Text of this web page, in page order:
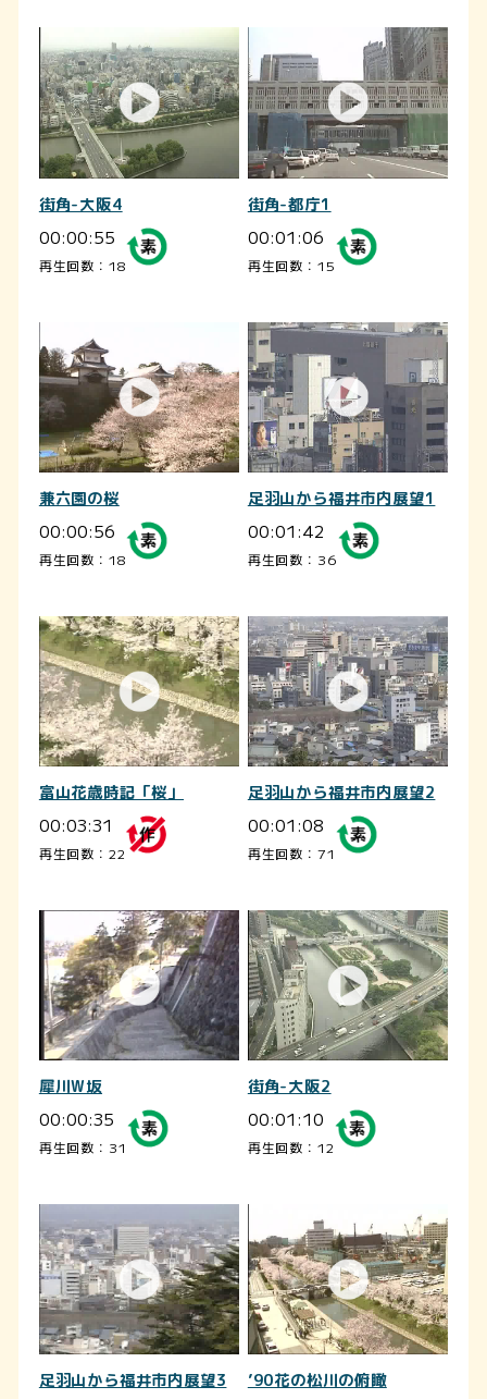
街角-大阪4
00:00:55
再生回数：18
街角-都庁1
00:01:06
再生回数：15
兼六園の桜
00:00:56
再生回数：18
足羽山から福井市内展望1
00:01:42
再生回数：36
富山花歳時記「桜」
00:03:31
再生回数：22
足羽山から福井市内展望2
00:01:08
再生回数：71
犀川W坂
00:00:35
再生回数：31
街角-大阪2
00:01:10
再生回数：12
足羽山から福井市内展望3 ’90花の松川の俯瞰